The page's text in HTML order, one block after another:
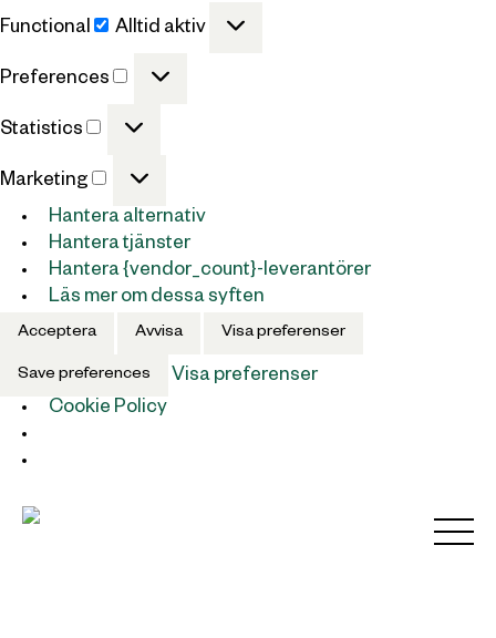
Functional
Alltid aktiv
Preferences
Statistics
Marketing
Marketing
Hantera alternativ
Hantera tjänster
Hantera {vendor_count}-leverantörer
Läs mer om dessa syften
Acceptera Avvisa Visa preferenser
Save preferences
Visa preferenser
Cookie Policy